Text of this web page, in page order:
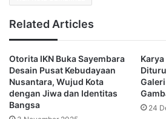
perpindahan ibu kota terjadi.
Pasal 39 UU IKN mengatur
keputusan presiden (keppres).
Jakarta setelah tidak lagi menjadi
MK Tolak Gugatan
Related Articles
Otorita IKN Buka Sayembara
Desain Pusat Kebudayaan
Nusantara, Wujud Kota
dengan Jiwa dan Identitas
Bangsa
24